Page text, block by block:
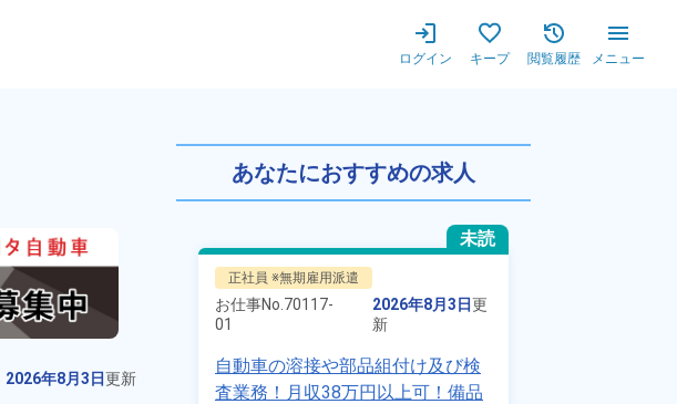
ログイン キープ 閲覧履歴 メニュー
】工業薬品の包装・運搬作業！月収例
2026年8月3日更新
あなたにおすすめの求人
2026年8月3日
新
シンオペレータ
時給1,650円！
未読
正社員 ※無期雇用派遣
お仕事No. 70117-
01
2026年8月3日更
新
自動車の溶接や部品組付け及び検
査業務！月収38万円以上可！備品